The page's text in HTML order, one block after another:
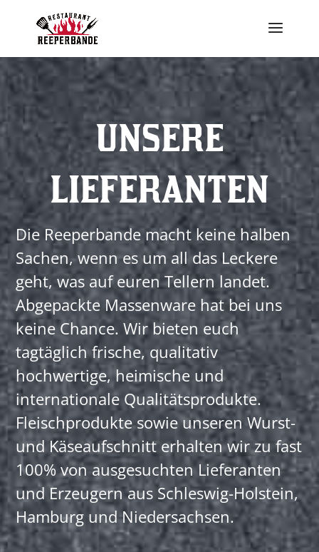
UNSERE
LIEFERANTEN
Die Reeperbande macht keine halben
Sachen, wenn es um all das Leckere
geht, was auf euren Tellern landet.
Abgepackte Massenware hat bei uns
keine Chance. Wir bieten euch
tagtäglich frische, qualitativ
hochwertige, heimische und
internationale Qualitätsprodukte.
Fleischprodukte sowie unseren Wurst-
und Käseaufschnitt erhalten wir zu fast
100% von ausgesuchten Lieferanten
und Erzeugern aus Schleswig-Holstein,
Hamburg und Niedersachsen.